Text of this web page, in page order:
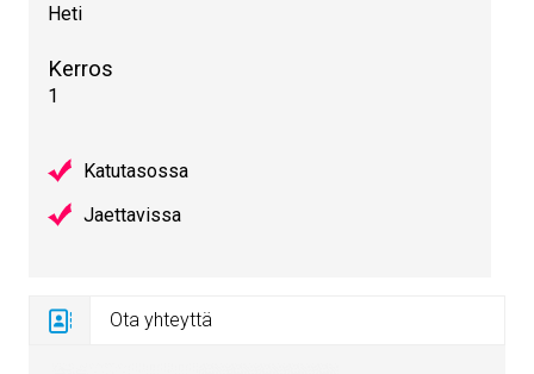
Heti
Kerros
1
Katutasossa
Jaettavissa
Ota yhteyttä